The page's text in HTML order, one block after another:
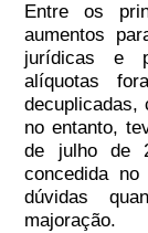
Entre os
aumentos
jurídicas e
alíquotas
decuplicadas,
no entanto,
de julho de
concedida
dúvidas
majoração.